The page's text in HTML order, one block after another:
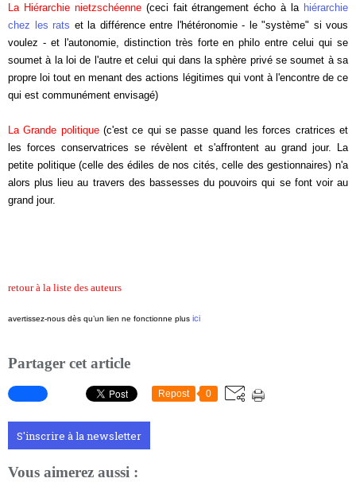
La Hiérarchie nietzschéenne(ceci fait étrangement écho à la hiérarchie
chez les rats et la différence entre l'hétéronomie - le "système" si vous
voulez - et l'autonomie, distinction très forte en philo entre celui qui se
soumet à la loi de l'autre et celui qui dans la sphère privé se soumet à sa
propre loi tout en menant des actions légitimes qui vont à l'encontre de ce
qui est communément envisagé)
La Grande politique(c'est ce qui se passe quand les forces cratrices et
les forces conservatrices se révèlent et s'affrontent au grand jour. La
petite politique (celle des édiles de nos cités, celle des gestionnaires) n'a
alors plus lieu au travers des bassesses du pouvoirs qui se font voir au
grand jour.
retour à la liste des auteurs
avertissez-nous dès qu’un lien ne fonctionne plus ici
Partager cet article
Repost 0
S'inscrire à la newsletter
Vous aimerez aussi :